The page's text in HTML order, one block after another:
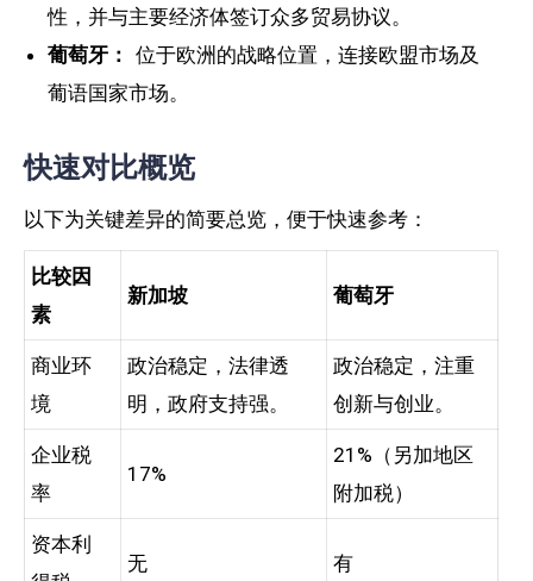
性，并与主要经济体签订众多贸易协议。
葡萄牙： 位于欧洲的战略位置，连接欧盟市场及
葡语国家市场。
快速对比概览
以下为关键差异的简要总览，便于快速参考：
比较因
素
新加坡 葡萄牙
商业环
境
政治稳定，法律透
明，政府支持强。
政治稳定，注重
创新与创业。
企业税
率
17%
21%（另加地区
附加税）
资本利
无 有